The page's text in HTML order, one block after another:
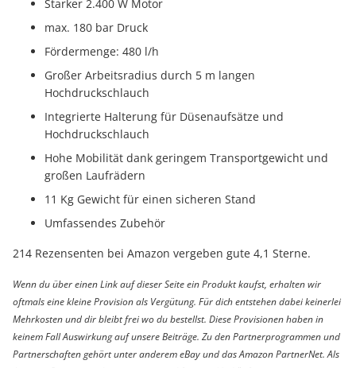
Starker 2.400 W Motor
max. 180 bar Druck
Fördermenge: 480 l/h
Großer Arbeitsradius durch 5 m langen
Hochdruckschlauch
Integrierte Halterung für Düsenaufsätze und
Hochdruckschlauch
Hohe Mobilität dank geringem Transportgewicht und
großen Laufrädern
11 Kg Gewicht für einen sicheren Stand
Umfassendes Zubehör
214 Rezensenten bei Amazon vergeben gute 4,1 Sterne.
Wenn du über einen Link auf dieser Seite ein Produkt kaufst, erhalten wir
oftmals eine kleine Provision als Vergütung. Für dich entstehen dabei keinerlei
Mehrkosten und dir bleibt frei wo du bestellst. Diese Provisionen haben in
keinem Fall Auswirkung auf unsere Beiträge. Zu den Partnerprogrammen und
Partnerschaften gehört unter anderem eBay und das Amazon PartnerNet. Als